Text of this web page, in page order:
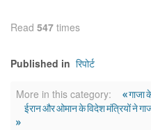
Read 547 times
Published in रिपोर्ट
More in this category:
«
ईरान और ओमान के विदेश मंत्रियों ने
»